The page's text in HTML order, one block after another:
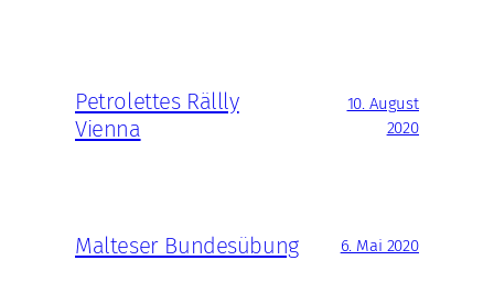
Petrolettes Rällly
Vienna
10. August
2020
Malteser Bundesübung 6. Mai 2020